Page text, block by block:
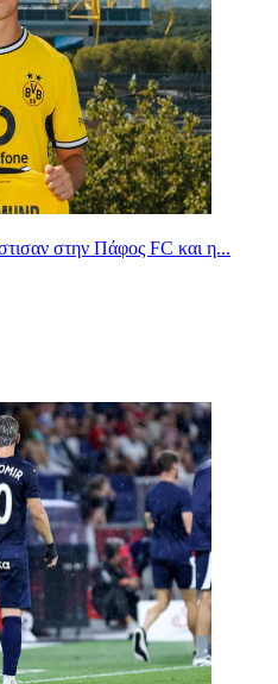
στην Πάφος FC και η...